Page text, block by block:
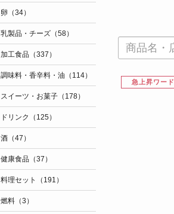
急上昇ワード
卵（34）
乳製品・チーズ（58）
加工食品（337）
調味料・香辛料・油（114）
スイーツ・お菓子（178）
ドリンク（125）
酒（47）
健康食品（37）
料理セット（191）
燃料（3）